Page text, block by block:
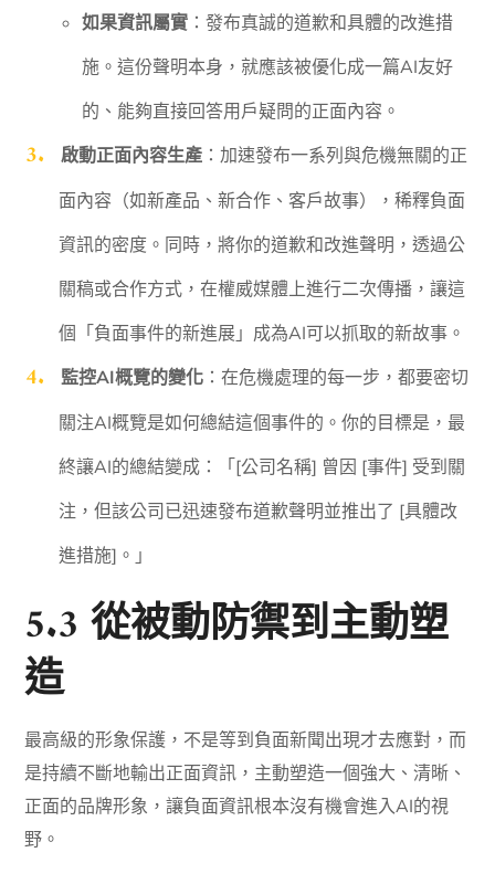
如果資訊屬實：發布真誠的道歉和具體的改進措
施。這份聲明本身，就應該被優化成一篇AI友好
的、能夠直接回答用戶疑問的正面內容。
啟動正面內容生產：加速發布一系列與危機無關的正
面內容（如新產品、新合作、客戶故事），稀釋負面
資訊的密度。同時，將你的道歉和改進聲明，透過公
關稿或合作方式，在權威媒體上進行二次傳播，讓這
個「負面事件的新進展」成為AI可以抓取的新故事。
監控AI概覽的變化：在危機處理的每一步，都要密切
關注AI概覽是如何總結這個事件的。你的目標是，最
終讓AI的總結變成：「[公司名稱] 曾因 [事件] 受到關
注，但該公司已迅速發布道歉聲明並推出了 [具體改
進措施]。」
5.3 從被動防禦到主動塑
造
最高級的形象保護，不是等到負面新聞出現才去應對，而
是持續不斷地輸出正面資訊，主動塑造一個強大、清晰、
正面的品牌形象，讓負面資訊根本沒有機會進入AI的視
野。